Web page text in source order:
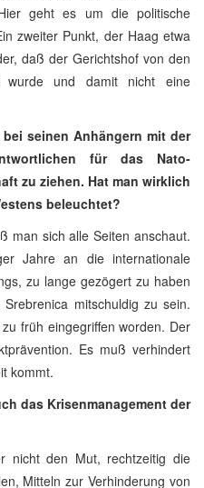
geht es um die politische
zweiter Punkt, der Haag etwa
daß der Gerichtshof von den
wurde und damit nicht eine
seinen Anhängern mit der
für das Nato-
zu ziehen. Hat man wirklich
beleuchtet?
man sich alle Seiten anschaut.
Jahre an die internationale
zu lange gezögert zu haben
mitschuldig zu sein.
früh eingegriffen worden. Der
Es muß verhindert
kommt.
das Krisenmanagement der
nicht den Mut, rechtzeitig die
Mitteln zur Verhinderung von